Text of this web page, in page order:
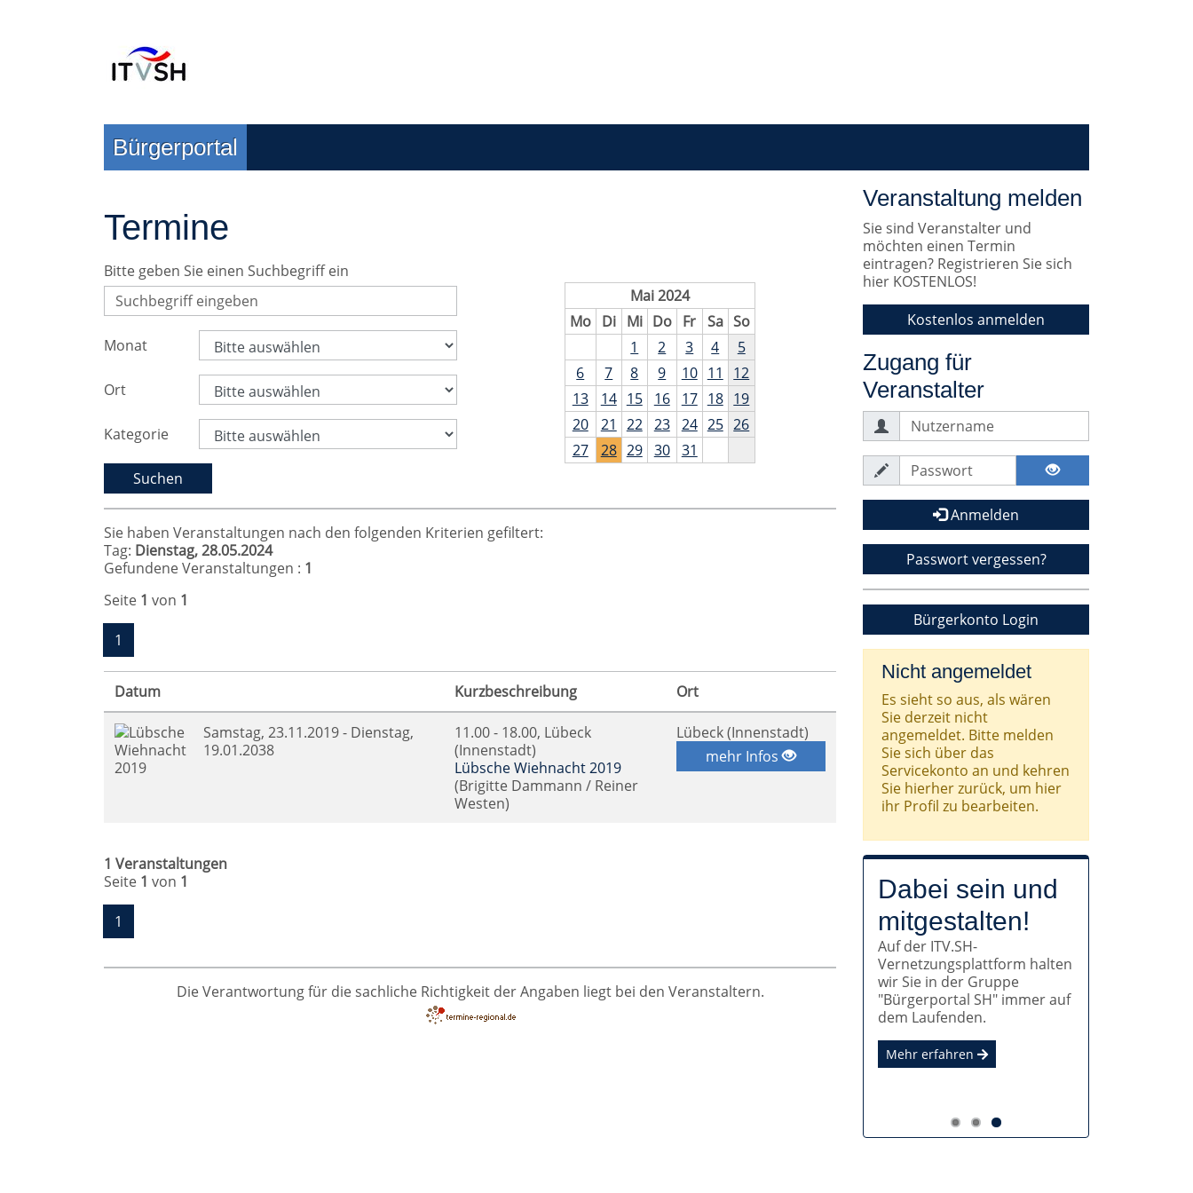
Bürgerportal
Termine
Mai 2024
Mo
Di Mi Do Fr Sa So
1
2 3 4
5
6
7 8 9 10 11
12
13
14 15 16 17 18 19
20
21 22 23 24 25 26
27
28 29 30 31
Bitte geben Sie einen Suchbegriff ein
Monat
Ort
Kategorie
Sie haben Veranstaltungen nach den folgenden Kriterien gefiltert:
Tag: Dienstag, 28.05.2024
Gefundene Veranstaltungen : 1
Seite 1 von 1
1
Datum Kurzbeschreibung Ort
Samstag, 23.11.2019 - Dienstag,
19.01.2038
11.00 - 18.00, Lübeck
(Innenstadt)
Lübsche Wiehnacht 2019
(Brigitte Dammann / Reiner
Westen)
Lübeck (Innenstadt)
mehr Infos
1 Veranstaltungen
Seite 1 von 1
1
Die Verantwortung für die sachliche Richtigkeit der Angaben liegt bei den Veranstaltern.
Veranstaltung melden
Sie sind Veranstalter und
möchten einen Termin
eintragen? Registrieren Sie sich
hier KOSTENLOS!
Kostenlos anmelden
Zugang für
Veranstalter
Anmelden
Passwort vergessen?
Bürgerkonto Login
Nicht angemeldet
Es sieht so aus, als wären
Sie derzeit nicht
angemeldet. Bitte melden
Sie sich über das
Servicekonto an und kehren
Sie hierher zurück, um hier
ihr Profil zu bearbeiten.
Mit dem ITV.SH
zur OZG-
Konformität!
Alle Verwaltungsleistungen,
die Bürger:innen und
Unternehmen in Anspruch
digital nutzbar sein.
Noch Fragen?
Auf der Seite des ITV.SH
finden Sie viele Antworten zu
Ihren Fragen. Und natürlich
auch direkt das
Bestellformular für Ihr
Bürgerportal.
Mehr erfahren
Dabei sein und
mitgestalten!
Auf der ITV.SH-
Vernetzungsplattform halten
wir Sie in der Gruppe
"Bürgerportal SH" immer auf
dem Laufenden.
Mehr erfahren